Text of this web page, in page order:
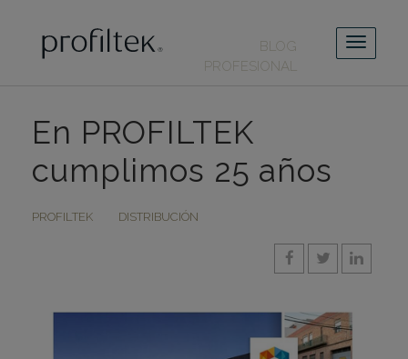
BLOG
PROFESIONAL
En PROFILTEK
cumplimos 25 años
PROFILTEK DISTRIBUCIÓN